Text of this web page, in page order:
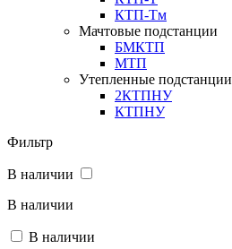
КТП-Тм
Мачтовые подстанции
БМКТП
МТП
Утепленные подстанции
2КТПНУ
КТПНУ
Фильтр
В наличии
В наличии
В наличии